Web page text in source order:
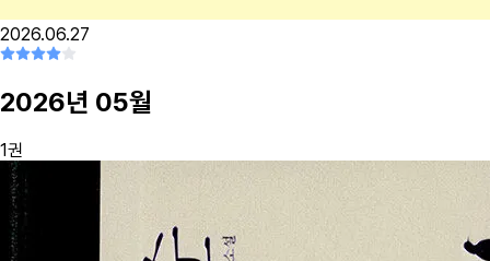
2026.06.27
2026년 05월
1권